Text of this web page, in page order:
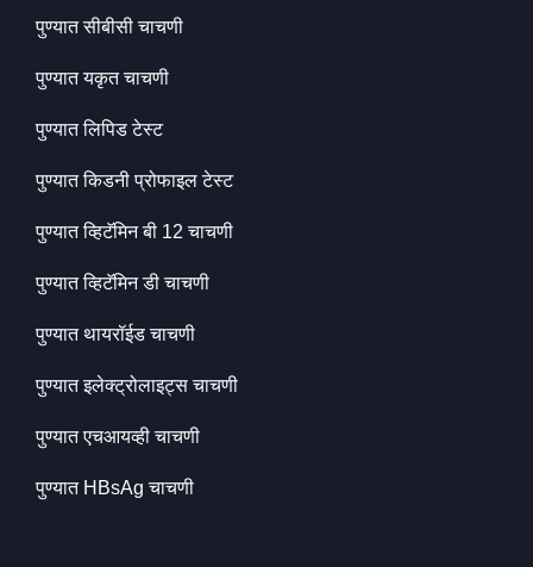
पुण्यात सीबीसी चाचणी
पुण्यात यकृत चाचणी
पुण्यात लिपिड टेस्ट
पुण्यात किडनी प्रोफाइल टेस्ट
पुण्यात व्हिटॅमिन बी 12 चाचणी
पुण्यात व्हिटॅमिन डी चाचणी
पुण्यात थायरॉईड चाचणी
पुण्यात इलेक्ट्रोलाइट्स चाचणी
पुण्यात एचआयव्ही चाचणी
पुण्यात HBsAg चाचणी